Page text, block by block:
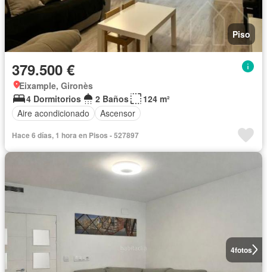
Piso
379.500 €
Eixample, Gironès
4 Dormitorios
2 Baños
124 m²
Aire acondicionado
Ascensor
Hace 6 días, 1 hora en Pisos - 527897
4fotos